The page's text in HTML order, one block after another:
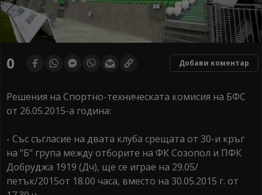
0 Добави коментар
Решения на Спортно-техническата комисия на БФС
от 26.05.2015-а година:
- Със съгласие на двата клуба срещата от 30-и кръг
на "Б" група между отборите на ФК Созопол и ПФК
Добруджа 1919 (Дч), ще се играе на 29.05/
петък/2015от 18.00 часа, вместо на 30.05.2015 г. от